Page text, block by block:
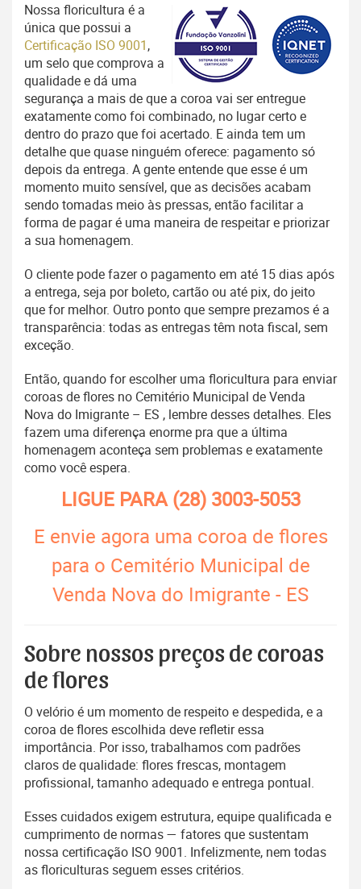
Nossa floricultura é a
única que possui a
Certificação ISO 9001,
um selo que comprova a
qualidade e dá uma
segurança a mais de que a coroa vai ser entregue
exatamente como foi combinado, no lugar certo e
dentro do prazo que foi acertado. E ainda tem um
detalhe que quase ninguém oferece: pagamento só
depois da entrega. A gente entende que esse é um
momento muito sensível, que as decisões acabam
sendo tomadas meio às pressas, então facilitar a
forma de pagar é uma maneira de respeitar e priorizar
a sua homenagem.
O cliente pode fazer o pagamento em até 15 dias após
a entrega, seja por boleto, cartão ou até pix, do jeito
que for melhor. Outro ponto que sempre prezamos é a
transparência: todas as entregas têm nota fiscal, sem
exceção.
Então, quando for escolher uma floricultura para enviar
coroas de flores no Cemitério Municipal de Venda
Nova do Imigrante – ES , lembre desses detalhes. Eles
fazem uma diferença enorme pra que a última
homenagem aconteça sem problemas e exatamente
como você espera.
LIGUE PARA(28) 3003-5053
E envie agora uma coroa de flores
para o Cemitério Municipal de
Venda Nova do Imigrante - ES
Sobre nossos preços de coroas
de flores
O velório é um momento de respeito e despedida, e a
coroa de flores escolhida deve refletir essa
importância. Por isso, trabalhamos com padrões
claros de qualidade: flores frescas, montagem
profissional, tamanho adequado e entrega pontual.
Esses cuidados exigem estrutura, equipe qualificada e
cumprimento de normas — fatores que sustentam
nossa certificação ISO 9001. Infelizmente, nem todas
as floriculturas seguem esses critérios.